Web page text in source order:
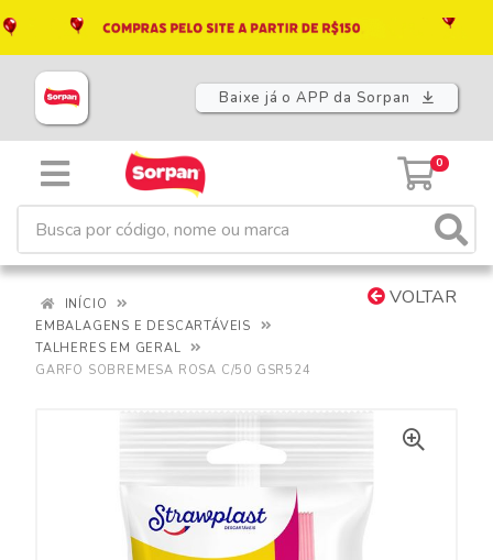
Baixe já o APP da Sorpan
0
VOLTAR
INÍCIO
EMBALAGENS E DESCARTÁVEIS
TALHERES EM GERAL
GARFO SOBREMESA ROSA C/50 GSR524